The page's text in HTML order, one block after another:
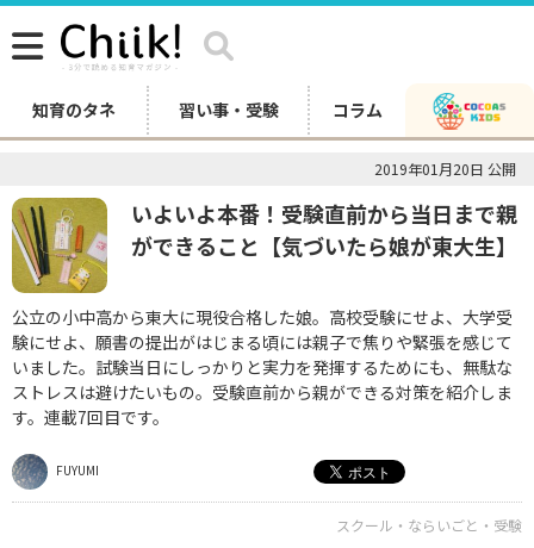
知育のタネ 習い事・受験 コラム
2019年01月20日 公開
いよいよ本番！受験直前から当日まで親
ができること【気づいたら娘が東大生】
公立の小中高から東大に現役合格した娘。高校受験にせよ、大学受
験にせよ、願書の提出がはじまる頃には親子で焦りや緊張を感じて
いました。試験当日にしっかりと実力を発揮するためにも、無駄な
ストレスは避けたいもの。受験直前から親ができる対策を紹介しま
す。連載7回目です。
FUYUMI
スクール・ならいごと・受験